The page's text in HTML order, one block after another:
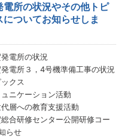
電所の状況やその他トピ
についてお知らせしま
発電所の状況
電所３，4号機準備工事の状況
ックス
ュニケーション活動
層への教育支援活動
合研修センター公開研修コー
知らせ